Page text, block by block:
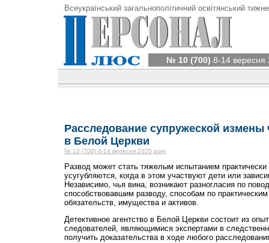
Всеукраїнський загальнополітичний освітянський
№ 10 (700) 8-14 вересня
Расследование супружеской измены
в Белой Церкви
№ 10 (700) 8-14 вересня 2020 року
Развод может стать тяжелым испытанием
усугубляются, когда в этом участвуют дети или
Независимо, чья вина, возникают разногласия по
способствовавшим разводу, способам по
обязательств, имущества и активов.
Детективное агентство в Белой Церкви состоит из
следователей, являющимися экспертами в
получить доказательства в ходе любого